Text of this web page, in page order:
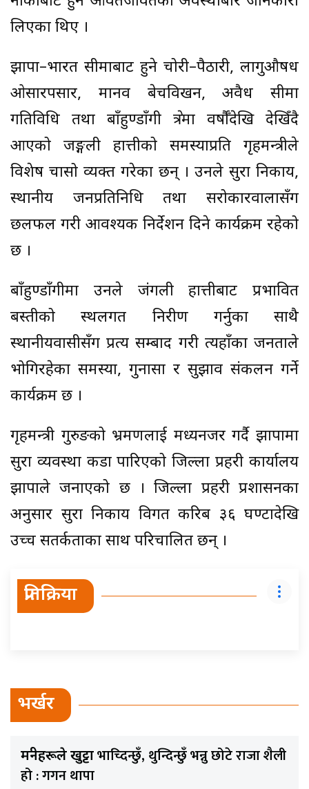
लिएका थिए ।
झापा–भारत सीमाबाट हुने चोरी–पैठारी, लागुऔषध
ओसारपसार, मानव बेचविखन, अवैध सीमा
गतिविधि तथा बाँहुण्डाँगी क्षेत्रमा वर्षौँदेखि देखिँदै
आएको जङ्गली हात्तीको समस्याप्रति गृहमन्त्रीले
विशेष चासो व्यक्त गरेका छन् । उनले सुरक्षा निकाय,
स्थानीय जनप्रतिनिधि तथा सरोकारवालासँग
छलफल गरी आवश्यक निर्देशन दिने कार्यक्रम रहेको
छ ।
बाँहुण्डाँगीमा उनले जंगली हात्तीबाट प्रभावित
बस्तीको स्थलगत निरीक्षण गर्नुका साथै
स्थानीयवासीसँग प्रत्यक्ष सम्बाद गरी त्यहाँका जनताले
भोगिरहेका समस्या, गुनासा र सुझाव संकलन गर्ने
कार्यक्रम छ ।
गृहमन्त्री गुरुङको भ्रमणलाई मध्यनजर गर्दै झापामा
सुरक्षा व्यवस्था कडा पारिएको जिल्ला प्रहरी कार्यालय
झापाले जनाएको छ । जिल्ला प्रहरी प्रशासनका
अनुसार सुरक्षा निकाय विगत करिब ३६ घण्टादेखि
उच्च सतर्कताका साथ परिचालित छन् ।
प्रतिक्रिया
भर्खर
मन्त्रीहरूले खुट्टाभाच्दिन्छुँ, थुन्दिन्छुँ भन्नु छोटे राजा शैली
हो : गगन थापा